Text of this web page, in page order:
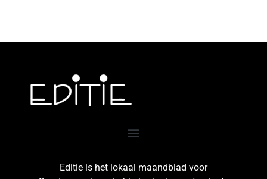
Editie is het lokaal maandblad voor